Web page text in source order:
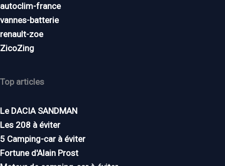
autoclim-france
vannes-batterie
renault-zoe
ZicoZing
Top articles
Le DACIA SANDMAN
Les 208 à éviter
5 Camping-car à éviter
Fortune d'Alain Prost